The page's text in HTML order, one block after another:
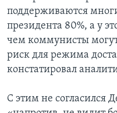
поддерживаются
президента 80%, а у
чем коммунисты
риск для режима
констатировал
С этим не согласился